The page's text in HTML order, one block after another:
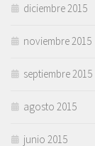
diciembre 2015
noviembre 2015
septiembre 2015
agosto 2015
junio 2015